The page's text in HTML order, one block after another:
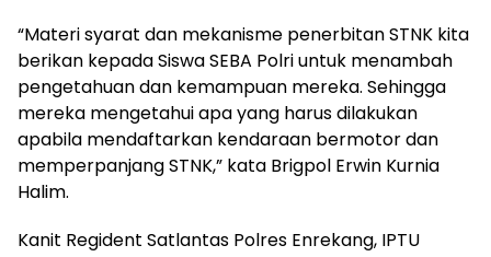
“Materi syarat dan mekanisme penerbitan STNK kita
berikan kepada Siswa SEBA Polri untuk menambah
pengetahuan dan kemampuan mereka. Sehingga
mereka mengetahui apa yang harus dilakukan
apabila mendaftarkan kendaraan bermotor dan
memperpanjang STNK,” kata Brigpol Erwin Kurnia
Halim.
Kanit Regident Satlantas Polres Enrekang, IPTU